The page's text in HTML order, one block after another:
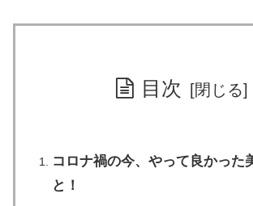
目次
コロナ禍の今、やって良かった
と！